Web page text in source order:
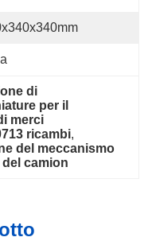
di
per il
merci
ricambi,
del meccanismo
camion